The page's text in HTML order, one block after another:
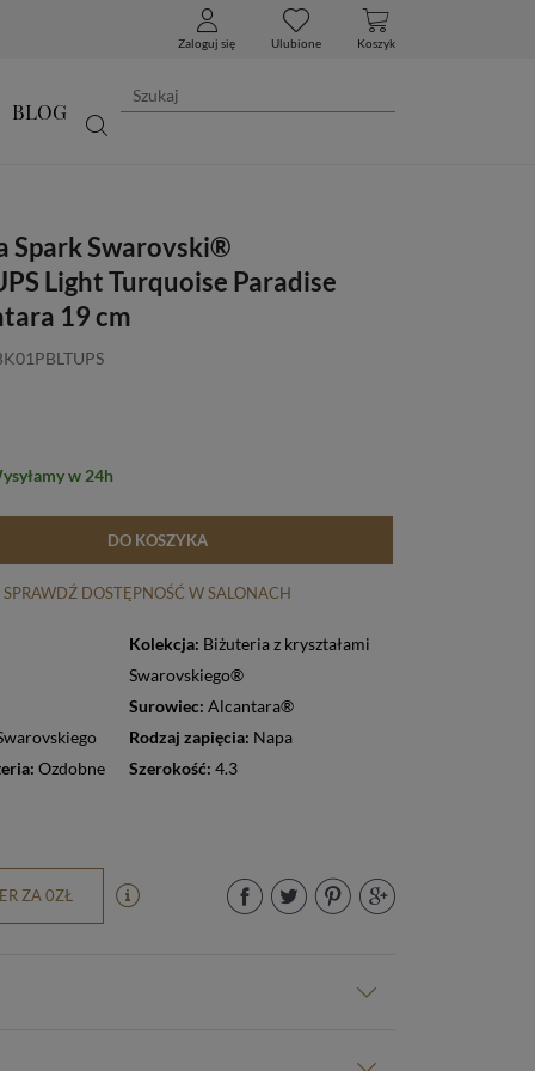
Zaloguj się Ulubione Koszyk
BLOG
Spark Swarovski®
Light Turquoise Paradise
19 cm
w 24h
DO KOSZYKA
SPRAWDŹ DOSTĘPNOŚĆ W SALONACH
Kolekcja: Biżuteria z kryształami
Swarovskiego®
Surowiec:Alcantara®
Rodzaj zapięcia: Napa
Ozdobne
Szerokość: 4.3
ZA 0ZŁ